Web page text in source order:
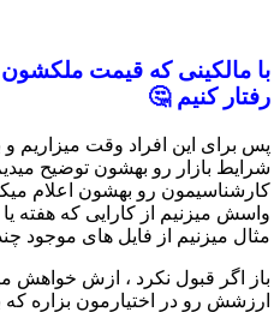
با مالکینی که قیمت ملکشون
رفتار کنیم 🤔
پس برای این افراد وقت میزاریم
شرایط بازار رو بهشون توضیح
کارشناسیمون رو بهشون اعلام
واسش میزنیم از کارایی که هفته
مثال میزنیم از فایل های موجود چند
باز اگر قبول نکرد ، ازش خواهش
ارزشش رو در اختیارمون بزاره که